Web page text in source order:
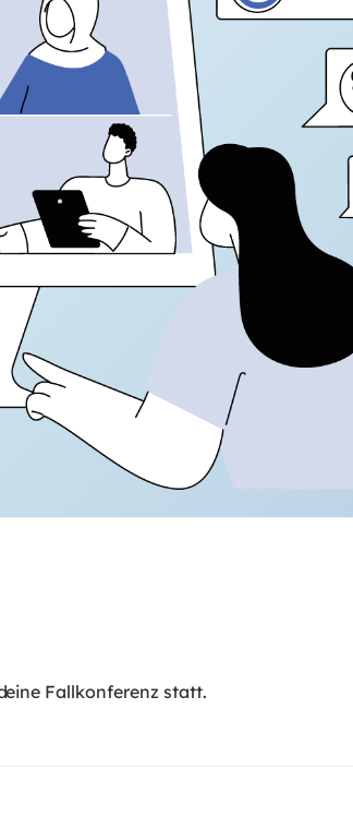
eine Fallkonferenz statt.